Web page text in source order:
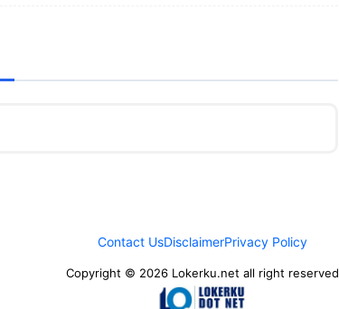
Contact UsDisclaimerPrivacy Policy
Copyright © 2026 Lokerku.net all right reserved